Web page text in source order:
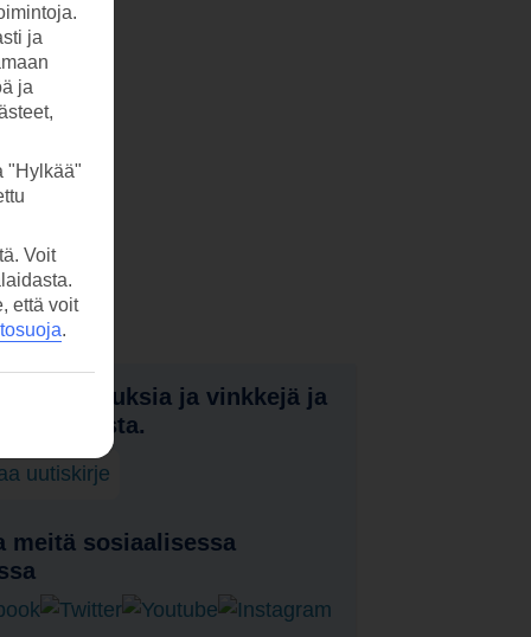
tarjouksia ja vinkkejä ja
uutiskirje
meitä sosiaalisessa
ja
ja
"Hylkää"
Voit
että voit
.